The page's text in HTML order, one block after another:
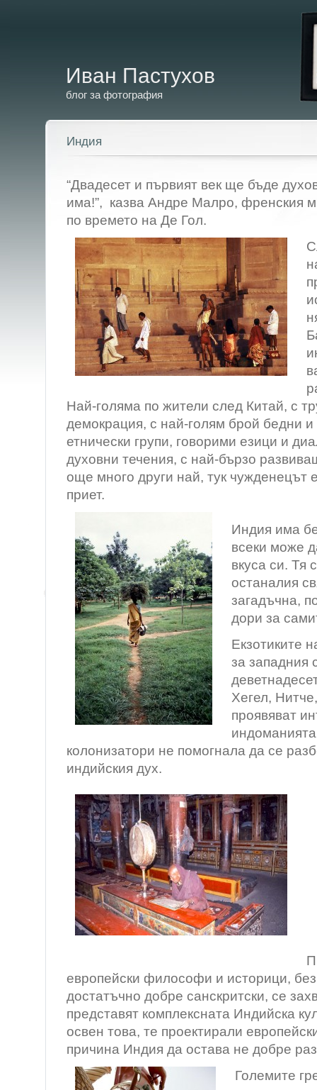
Иван Пастухов
блог за фотография
Индия
“Двадесет и първият век ще бъде
има!”, казва Андре Малро, френския
по времето на Де Гол.
Най-голяма по жители след Китай, с
демокрация, с най-голям брой бедни и
етнически групи, говорими езици и
духовни течения, с най-бързо
още много други най, тук чужденецът
приет.
Индия има
всеки може
вкуса си. Тя
останалия
загадъчна,
дори за
Екзотиките
за западния
Хегел,
проявяват
колонизатори не помогнала да се
индийския дух.
европейски философи и историци,
достатъчно добре санскритски, се
представят комплексната Индийска
освен това, те проектирали
причина Индия да остава не добре
Големите